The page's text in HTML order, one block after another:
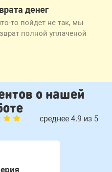
денег
то пойдет не так, мы
полной уплаченой
о нашей
среднее 4.9 из 5